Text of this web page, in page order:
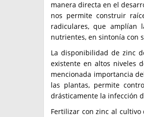
manera directa en el
nos permite construir
radiculares, que
nutrientes, en sintonía con
La disponibilidad de zinc
existente en altos niveles
mencionada importancia
las plantas, permite
drásticamente la infección
Fertilizar con zinc al